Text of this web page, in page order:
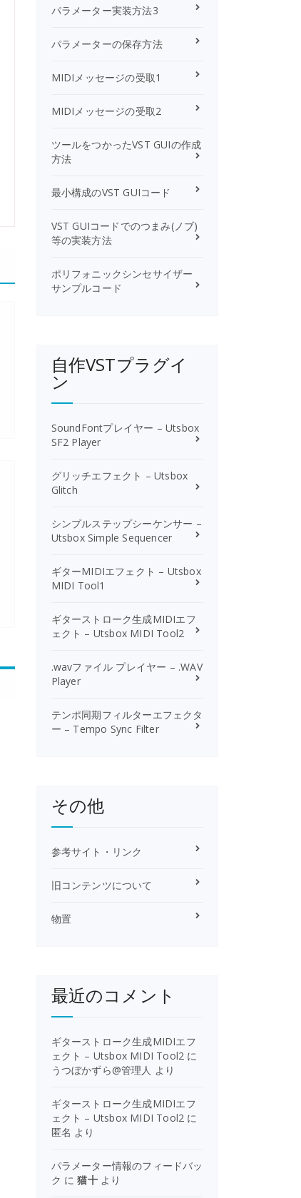
パラメーター実装方法3
パラメーターの保存方法
MIDIメッセージの受取1
MIDIメッセージの受取2
ツールをつかったVST GUIの作成
方法
最小構成のVST GUIコード
VST GUIコードでのつまみ(ノブ)
等の実装方法
ポリフォニックシンセサイザー
サンプルコード
自作VSTプラグイ
ン
SoundFontプレイヤー – Utsbox
SF2 Player
グリッチエフェクト – Utsbox
Glitch
シンプルステップシーケンサー –
Utsbox Simple Sequencer
ギターMIDIエフェクト – Utsbox
MIDI Tool1
ギターストローク生成MIDIエフ
ェクト – Utsbox MIDI Tool2
.wavファイル プレイヤー – .WAV
Player
テンポ同期フィルターエフェクタ
ー – Tempo Sync Filter
その他
参考サイト・リンク
旧コンテンツについて
物置
最近のコメント
ギターストローク生成MIDIエフ
ェクト – Utsbox MIDI Tool2 に
うつぼかずら@管理人 より
ギターストローク生成MIDIエフ
ェクト – Utsbox MIDI Tool2 に
匿名 より
パラメーター情報のフィードバッ
ク に猫十より